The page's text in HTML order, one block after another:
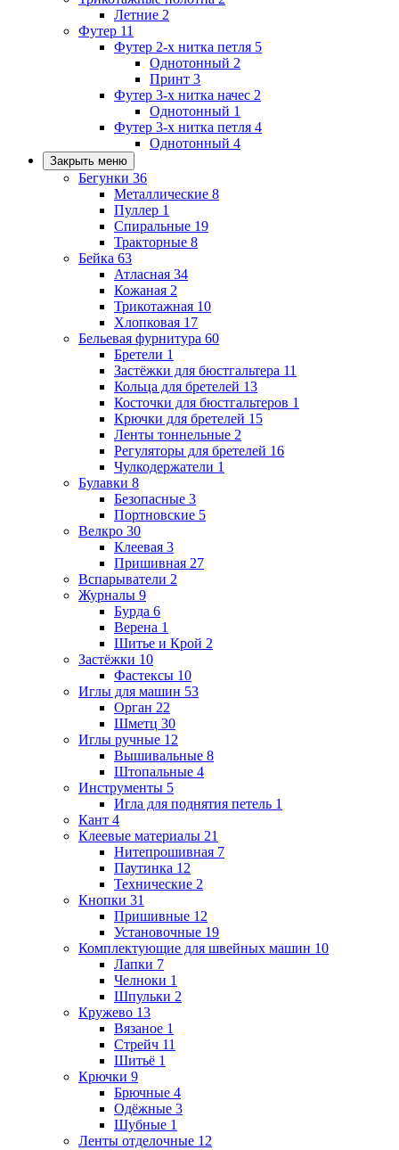
Летние 2
Футер 11
Футер 2-х нитка петля 5
Однотонный 2
Принт 3
Футер 3-х нитка начес 2
Однотонный 1
Футер 3-х нитка петля 4
Однотонный 4
Закрыть меню
Бегунки 36
Металлические 8
Пуллер 1
Спиральные 19
Тракторные 8
Бейка 63
Атласная 34
Кожаная 2
Трикотажная 10
Хлопковая 17
Бельевая фурнитура 60
Бретели 1
Застёжки для бюстгальтера 11
Кольца для бретелей 13
Косточки для бюстгальтеров 1
Крючки для бретелей 15
Ленты тоннельные 2
Регуляторы для бретелей 16
Чулкодержатели 1
Булавки 8
Безопасные 3
Портновские 5
Велкро 30
Клеевая 3
Пришивная 27
Вспарыватели 2
Журналы 9
Бурда 6
Верена 1
Шитье и Крой 2
Застёжки 10
Фастексы 10
Иглы для машин 53
Орган 22
Шметц 30
Иглы ручные 12
Вышивальные 8
Штопальные 4
Инструменты 5
Игла для поднятия петель 1
Кант 4
Клеевые материалы 21
Нитепрошивная 7
Паутинка 12
Технические 2
Кнопки 31
Пришивные 12
Установочные 19
Комплектующие для швейных машин 10
Лапки 7
Челноки 1
Шпульки 2
Кружево 13
Вязаное 1
Стрейч 11
Шитьё 1
Крючки 9
Брючные 4
Одёжные 3
Шубные 1
Ленты отделочные 12